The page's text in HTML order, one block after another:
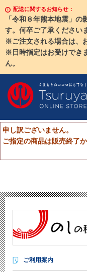
配送に関するお知らせ：
「令和８年熊本地震」
す。何卒ご了承ください
※ご注文される場合は、
※日時指定はお受けでき
ん。
申し訳ございません。
ご指定の商品は販売終了
ご利用案内